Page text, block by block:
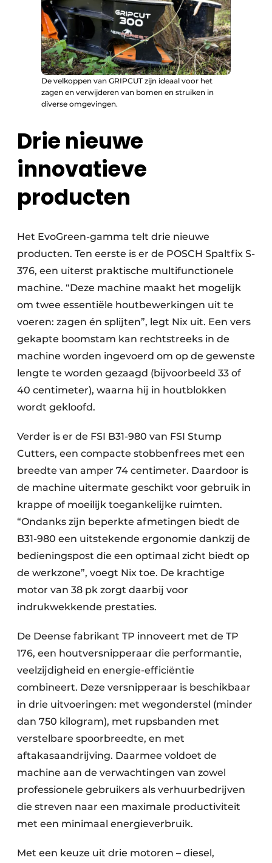
De velkoppen van GRIPCUT zijn ideaal voor het
zagen en verwijderen van bomen en struiken in
diverse omgevingen.
Drie nieuwe
innovatieve
producten
Het EvoGreen-gamma telt drie nieuwe
producten. Ten eerste is er de POSCH Spaltfix S-
376, een uiterst praktische multifunctionele
machine. “Deze machine maakt het mogelijk
om twee essentiële houtbewerkingen uit te
voeren: zagen én splijten”, legt Nix uit. Een vers
gekapte boomstam kan rechtstreeks in de
machine worden ingevoerd om op de gewenste
lengte te worden gezaagd (bijvoorbeeld 33 of
40 centimeter), waarna hij in houtblokken
wordt gekloofd.
Verder is er de FSI B31-980 van FSI Stump
Cutters, een compacte stobbenfrees met een
breedte van amper 74 centimeter. Daardoor is
de machine uitermate geschikt voor gebruik in
krappe of moeilijk toegankelijke ruimten.
“Ondanks zijn beperkte afmetingen biedt de
B31-980 een uitstekende ergonomie dankzij de
bedieningspost die een optimaal zicht biedt op
de werkzone”, voegt Nix toe. De krachtige
motor van 38 pk zorgt daarbij voor
indrukwekkende prestaties.
De Deense fabrikant TP innoveert met de TP
176, een houtversnipperaar die performantie,
veelzijdigheid en energie-efficiëntie
combineert. Deze versnipperaar is beschikbaar
in drie uitvoeringen: met wegonderstel (minder
dan 750 kilogram), met rupsbanden met
verstelbare spoorbreedte, en met
aftakasaandrijving. Daarmee voldoet de
machine aan de verwachtingen van zowel
professionele gebruikers als verhuurbedrijven
die streven naar een maximale productiviteit
met een minimaal energieverbruik.
Met een keuze uit drie motoren – diesel,